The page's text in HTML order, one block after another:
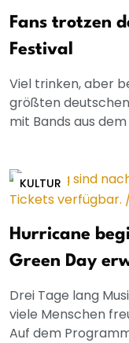
Fans trotzen
Festival
Viel trinken, aber
größten
mit Bands aus
KULTUR
Hurricane
Green Day
Drei Tage lang
viele Menschen
Auf dem